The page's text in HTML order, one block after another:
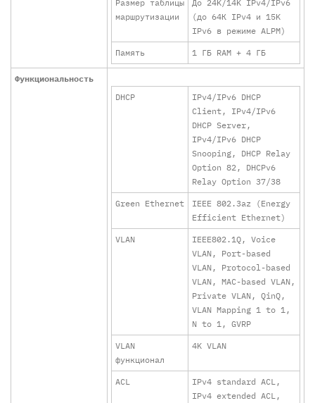
Размер таблицы
маршрутизации
До 24K/14K IPv4/IPv6
(до 64К IPv4 и 15K
IPv6 в режиме ALPM)
Память 1 ГБ RAM + 4 ГБ
Функциональность
DHCP
IPv4/IPv6 DHCP
Client, IPv4/IPv6
DHCP Server,
IPv4/IPv6 DHCP
Snooping, DHCP Relay
Option 82, DHCPv6
Relay Option 37/38
Green Ethernet
IEEE 802.3az (Energy
Efficient Ethernet)
VLAN
IEEE802.1Q, Voice
VLAN, Port-based
VLAN, Protocol-based
VLAN, MAC-based VLAN,
Private VLAN, QinQ,
VLAN Mapping 1 to 1,
N to 1, GVRP
VLAN
функционал
4K VLAN
ACL
IPv4 standard ACL,
IPv4 extended ACL,